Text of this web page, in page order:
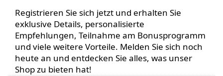
Registrieren Sie sich jetzt und erhalten Sie
exklusive Details, personalisierte
Empfehlungen, Teilnahme am Bonusprogramm
und viele weitere Vorteile. Melden Sie sich noch
heute an und entdecken Sie alles, was unser
Shop zu bieten hat!